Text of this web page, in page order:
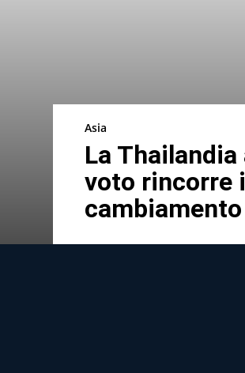
Asia
La Thailandia
voto rincorre
cambiamento